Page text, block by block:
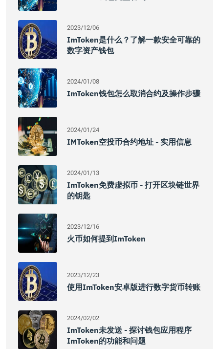
2023/12/06
ImToken是什么？了解一款安全可靠的
数字资产钱包
2024/01/08
ImToken钱包怎么取消合约及操作步骤
2024/01/24
IMToken空投币合约地址 - 实用信息
2024/01/13
ImToken免费虚拟币 - 打开区块链世界
的钥匙
2023/12/16
火币如何提到imToken
2023/12/23
使用imToken安卓版进行数字货币转账
2024/02/02
ImToken未发送 - 探讨钱包应用程序
ImToken的功能和问题